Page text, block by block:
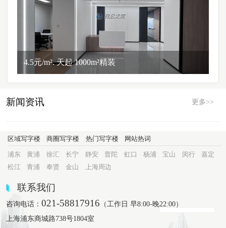
4.5元/m². 天起 1000m²精装
新闻资讯 更多>>
区域写字楼 商圈写字楼 热门写字楼 网站热词
浦东 黄浦 徐汇 长宁 静安 普陀 虹口 杨浦 宝山 闵行
嘉定
松江
青浦 奉贤 金山 上海周边
联系我们
咨询电话：021-58817916 （工作日 早8:00-晚22:00）
上海浦东商城路738号1804室